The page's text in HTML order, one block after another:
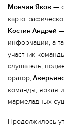
Мовчан Яков —
Костин Андрей —
информации, а
участник
слушатель,
оратор;
команды, яркая
мармеладных
Продолжилось